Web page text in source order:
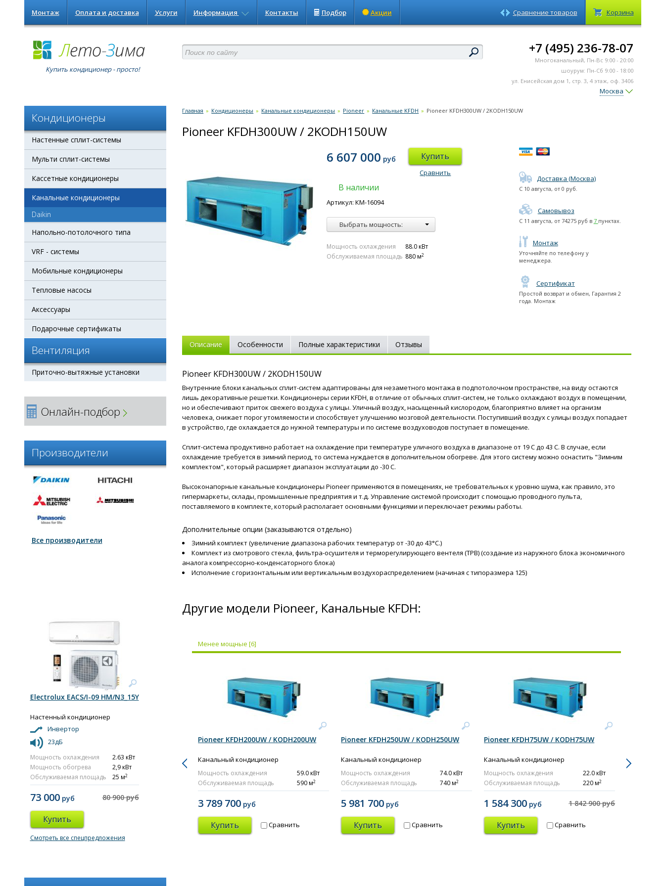
Сравнение товаров Корзина
Монтаж Оплата и доставка Услуги Информация Контакты Подбор Акции
Купить кондиционер - просто!
+7 (495) 236-78-07
Многоканальный, Пн-Вс 9:00 - 20:00
шоурум: Пн-Сб 9:00 - 18:00
ул. Енисейская дом 1, стр. 3, 4 этаж, оф. 3406
Москва
Кондиционеры
Настенные сплит-системы
Мульти сплит-системы
Кассетные кондиционеры
Канальные кондиционеры
Daikin
Напольно-потолочного типа
VRF - системы
Мобильные кондиционеры
Тепловые насосы
Аксессуары
Подарочные сертификаты
Вентиляция
Приточно-вытяжные установки
Главная » Кондиционеры » Канальные кондиционеры » Pioneer » Канальные KFDH » Pioneer KFDH300UW / 2KODH150UW
Pioneer KFDH300UW / 2KODH150UW
6 607 000 руб Купить
Сравнить
В наличии
Артикул: КМ-16094
Выбрать мощность:
Мощность охлаждения
88.0 кВт
Обслуживаемая площадь 880 м2
Доставка (Москва)
С 10 августа, от 0 руб.
Самовывоз
С 11 августа, от 74275руб в 7 пунктах.
Монтаж
Уточняйте по телефону у
менеджера.
Сертификат
Простой возврат и обмен, Гарантия 2
года. Монтаж
Описание Особенности Полные характеристики Отзывы
Pioneer KFDH300UW / 2KODH150UW
Внутренние блоки канальных сплит-систем адаптированы для незаметного монтажа в подпотолочном пространстве, на виду остаются
лишь декоративные решетки. Кондиционеры серии KFDH, в отличие от обычных сплит-систем, не только охлаждают воздух в помещении,
но и обеспечивают приток свежего воздуха с улицы. Уличный воздух, насыщенный кислородом, благоприятно влияет на организм
человека, снижает порог утомляемости и способствует улучшению мозговой деятельности. Поступивший воздух с улицы воздух попадает
в устройство, где охлаждается до нужной температуры и по системе воздуховодов поступает в помещение.
Сплит-система продуктивно работает на охлаждение при температуре уличного воздуха в диапазоне от 19 C до 43 C. В случае, если
охлаждение требуется в зимний период, то система нуждается в дополнительном обогреве. Для этого систему можно оснастить "Зимним
комплектом", который расширяет диапазон эксплуатации до -30 C.
Высоконапорные канальные кондиционеры Pioneer применяются в помещениях, не требовательных к уровню шума, как правило, это
гипермаркеты, склады, промышленные предприятия и т.д. Управление системой происходит с помощью проводного пульта,
поставляемого в комплекте, который располагает основными функциями и переключает режимы работы.
Дополнительные опции (заказываются отдельно)
Зимний комплект (увеличение диапазона рабочих температур от -30 до 43°C.)
Комплект из смотрового стекла, фильтра-осушителя и терморегулирующего вентеля (ТРВ) (создание из наружного блока экономичного
аналога компрессорно-конденсаторного блока)
Исполнение с горизонтальным или вертикальным воздухораспределением (начиная с типоразмера 125)
Другие модели Pioneer, Канальные KFDH:
Менее мощные [6]
Pioneer KFDH200UW / KODH200UW
Канальный кондиционер
Мощность охлаждения
59.0 кВт
Обслуживаемая площадь
590 м2
3 789 700 руб
Купить Сравнить
Pioneer KFDH250UW / KODH250UW
Канальный кондиционер
Мощность охлаждения
74.0 кВт
Обслуживаемая площадь
740 м2
5 981 700 руб
Купить Сравнить
Pioneer KFDH75UW / KODH75UW
Канальный кондиционер
Мощность охлаждения
22.0 кВт
Обслуживаемая площадь
220 м2
1 584 300 руб 1 842 900 руб
Купить Сравнить
Канальный
Онлайн-подбор
Производители
Все производители
Electrolux EACS/I-09 HM/N3_15Y
Настенный кондиционер
Инвертор
23дБ
Мощность охлаждения
2.63 кВт
Мощность обогрева
2,9 кВт
Обслуживаемая площадь
25 м2
73 000руб 80 900 руб
Купить
Смотреть все спецпредложения